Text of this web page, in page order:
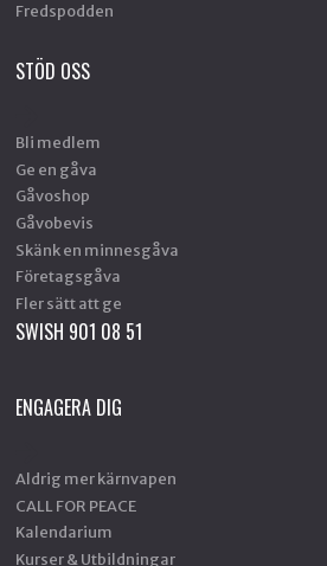
Fredspodden
STÖD OSS
Bli medlem
Ge en gåva
Gåvoshop
Gåvobevis
Skänk en minnesgåva
Företagsgåva
Fler sätt att ge
SWISH 901 08 51
ENGAGERA DIG
Aldrig mer kärnvapen
CALL FOR PEACE
Kalendarium
Kurser & Utbildningar